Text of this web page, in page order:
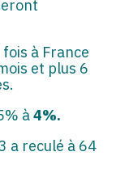
à France
et plus 6
à4%.
a reculé à 64